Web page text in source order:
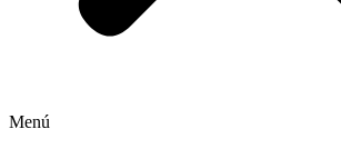
Menú